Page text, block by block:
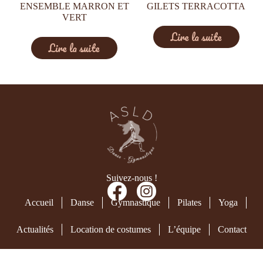
ENSEMBLE MARRON ET
VERT
Lire la suite
GILETS TERRACOTTA
Lire la suite
Suivez-nous !
Accueil Danse Gymnastique Pilates Yoga
Actualités Location de costumes L’équipe Contact